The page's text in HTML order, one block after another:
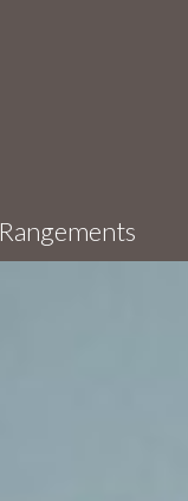
Rangements